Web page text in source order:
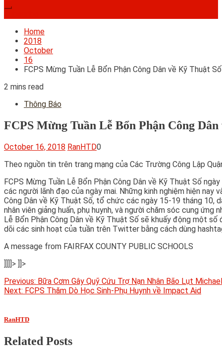
Home
2018
October
16
FCPS Mừng Tuần Lễ Bổn Phận Công Dân về Kỹ Thuật
2 mins read
Thông Báo
FCPS Mừng Tuần Lễ Bổn Phận Công
October 16, 2018 RanHTD0
Theo nguồn tin trên trang mạng của Các Trường Công Lập
FCPS Mừng Tuần Lễ Bổn Phận Công Dân về Kỹ Thuật Số
các người lãnh đạo của ngày mai. Những kinh nghiệm hiện
Công Dân về Kỹ Thuật Số, tổ chức các ngày 15-19 tháng 10,
nhân viên giảng huấn, phụ huynh, và người chăm sóc cung
Lễ Bổn Phận Công Dân về Kỹ Thuật Số sẽ khuấy động một
dõi các sinh hoạt của tuần trên Twitter bằng cách dùng
A message from FAIRFAX COUNTY PUBLIC SCHOOLS
]]]]> ]]>
Post
navigation
Previous: Bữa Cơm Gây Quỹ Cứu Trợ Nạn Nhân Bão Lụt
Next: FCPS Thăm Dò Học Sinh-Phụ Huynh về Impact Aid
RanHTD
Related Posts